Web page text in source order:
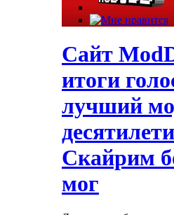
Сайт
итоги
лучший
Скайрим
мог